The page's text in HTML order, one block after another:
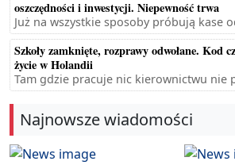
oszczędności i inwestycji. Niepewność trwa
Już na wszystkie sposoby próbują kase
Szkoły zamknięte, rozprawy odwołane. Kod
życie w Holandii
Tam gdzie pracuje nic kierownictwu nie
Najnowsze wiadomości